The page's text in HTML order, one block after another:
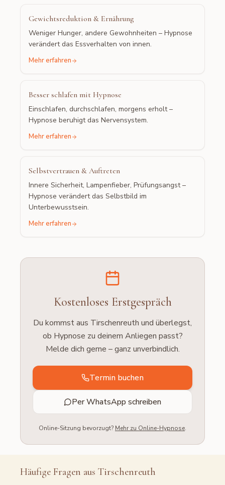
Gewichtsreduktion & Ernährung
Weniger Hunger, andere Gewohnheiten – Hypnose
verändert das Essverhalten von innen.
Mehr erfahren
Besser schlafen mit Hypnose
Einschlafen, durchschlafen, morgens erholt –
Hypnose beruhigt das Nervensystem.
Mehr erfahren
Selbstvertrauen & Auftreten
Innere Sicherheit, Lampenfieber, Prüfungsangst –
Hypnose verändert das Selbstbild im
Unterbewusstsein.
Mehr erfahren
Kostenloses Erstgespräch
Du kommst aus Tirschenreuth und überlegst,
ob Hypnose zu deinem Anliegen passt?
Melde dich gerne – ganz unverbindlich.
Termin buchen
Per WhatsApp schreiben
Online-Sitzung bevorzugt? Mehr zu Online-Hypnose.
Häufige Fragen aus Tirschenreuth